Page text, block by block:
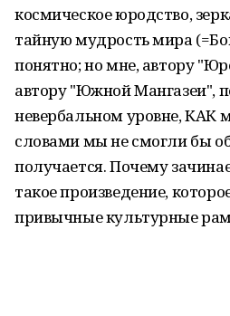
космическое юродство,
тайную мудрость мира
понятно; но мне, автору
автору "Южной Мангазеи",
невербальном уровне, КАК
словами мы не смогли бы
получается. Почему
такое произведение,
привычные культурные